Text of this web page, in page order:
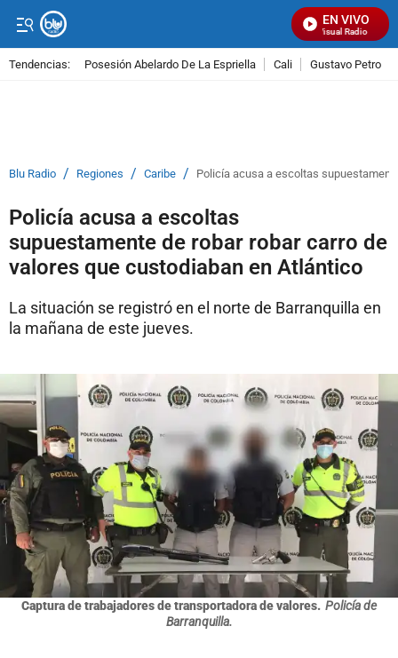
EN VIVO
Señal Visual Radio
Tendencias: Posesión Abelardo De La Espriella Cali Gustavo Petro
Blu Radio / Regiones / Caribe / Policía acusa a escoltas
Policía acusa a escoltas
supuestamente de robar robar carro de
valores que custodiaban en Atlántico
La situación se registró en el norte de Barranquilla en
la mañana de este jueves.
Captura de trabajadores de transportadora de valores. Policía de
Barranquilla.